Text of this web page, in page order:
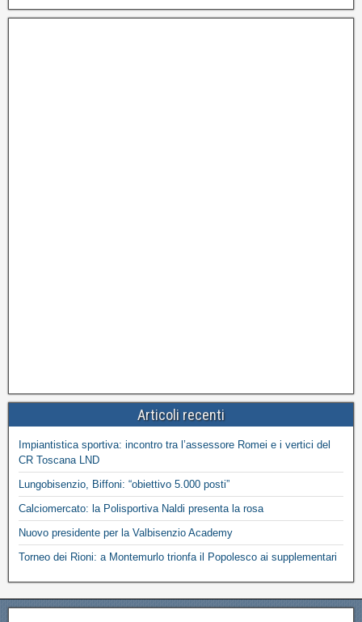
Articoli recenti
Impiantistica sportiva: incontro tra l’assessore Romei e i vertici del
CR Toscana LND
Lungobisenzio, Biffoni: “obiettivo 5.000 posti”
Calciomercato: la Polisportiva Naldi presenta la rosa
Nuovo presidente per la Valbisenzio Academy
Torneo dei Rioni: a Montemurlo trionfa il Popolesco ai supplementari